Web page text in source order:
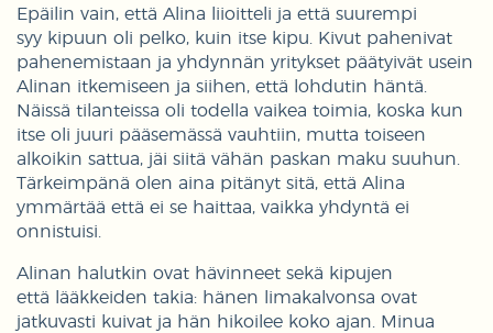
Epäilin vain, että Alina liioitteli ja että suurempi
syy kipuun oli pelko, kuin itse kipu. Kivut pahenivat
pahenemistaan ja yhdynnän yritykset päätyivät usein
Alinan itkemiseen ja siihen, että lohdutin häntä.
Näissä tilanteissa oli todella vaikea toimia, koska kun
itse oli juuri pääsemässä vauhtiin, mutta toiseen
alkoikin sattua, jäi siitä vähän paskan maku suuhun.
Tärkeimpänä olen aina pitänyt sitä, että Alina
ymmärtää että ei se haittaa, vaikka yhdyntä ei
onnistuisi.
Alinan halutkin ovat hävinneet sekä kipujen
että lääkkeiden takia: hänen limakalvonsa ovat
jatkuvasti kuivat ja hän hikoilee koko ajan. Minua